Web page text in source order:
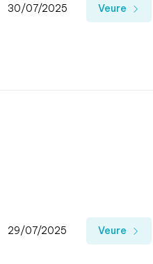
30/07/2025 Veure
29/07/2025 Veure